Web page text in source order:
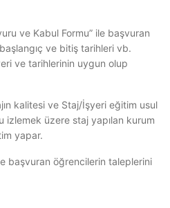
ve Kabul Formu” ile başvuran
ve bitiş tarihleri vb.
ve tarihlerinin uygun olup
kalitesi ve Staj/İşyeri eğitim usul
izlemek üzere staj yapılan kurum
yapar.
başvuran öğrencilerin taleplerini